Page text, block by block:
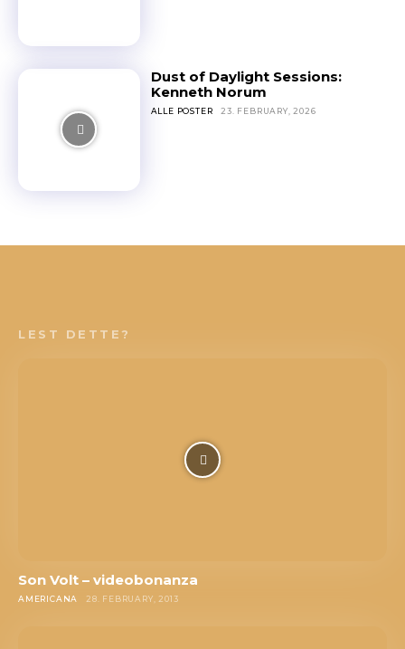
Dust of Daylight Sessions:
Kenneth Norum
ALLE POSTER 23. FEBRUARY, 2026
LEST DETTE?
Son Volt – videobonanza
AMERICANA 28. FEBRUARY, 2013